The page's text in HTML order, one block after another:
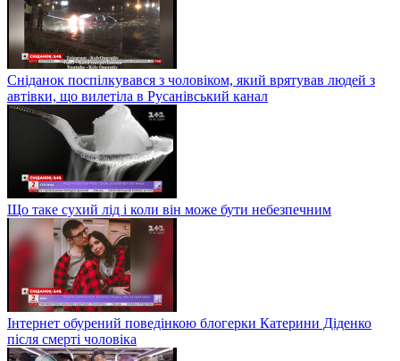
Сніданок поспілкувався з чоловіком, який врятував людей з
автівки, що вилетіла в Русанівський канал
Що таке сухий лід і коли він може бути небезпечним
Інтернет обурений поведінкою блогерки Катерини Діденко
після смерті чоловіка